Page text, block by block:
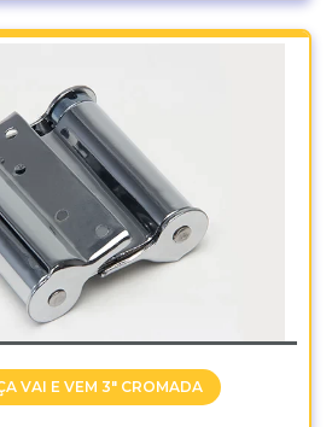
VAI E VEM 3" CROMADA